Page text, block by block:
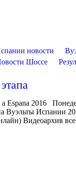
новости
Шоссе
Espana 2016
Вуэльты Испании
Видеоархив